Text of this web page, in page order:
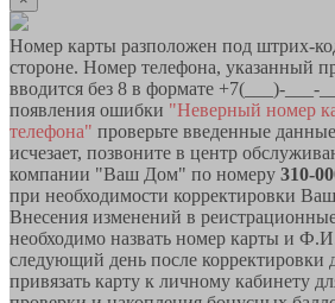
Номер карты разположен под штрих-
стороне. Номер телефона, указанный
вводится без 8 в формате +7(___)-___-
появления ошибки "Неверный номер
телефона" проверьте введенные
исчезает, позвоните в центр
компании "Ваш Дом" по номеру 310-
при необходимости корректировки
Внесения изменений в
необходимо назвать номер карты и
следующий день после
привязать карту к личному кабинету